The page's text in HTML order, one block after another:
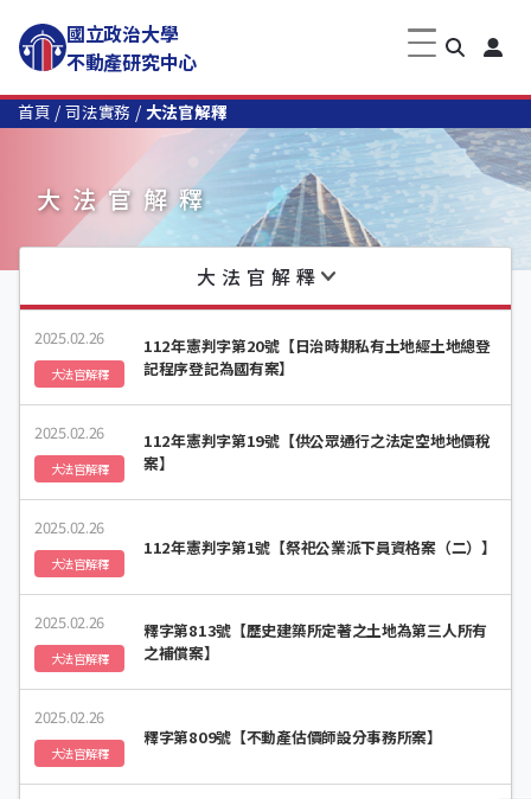
國立政治大學
不動產研究中心
首頁 司法實務 大法官解釋
大法官解釋
大法官解釋
2025.02.26
大法官解釋
112年憲判字第20號【日治時期私有土地經土地總登
記程序登記為國有案】
2025.02.26
大法官解釋
112年憲判字第19號【供公眾通行之法定空地地價稅
案】
2025.02.26
大法官解釋
112年憲判字第1號【祭祀公業派下員資格案（二）】
2025.02.26
大法官解釋
釋字第813號【歷史建築所定著之土地為第三人所有
之補償案】
2025.02.26
大法官解釋
釋字第809號【不動產估價師設分事務所案】